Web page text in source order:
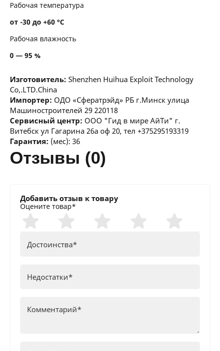
Рабочая температура
от -30 до +60 °С
Рабочая влажность
0 — 95 %
Изготовитель: Shenzhen Huihua Exploit Technology
Co,.LTD.China
Импортер: ОДО «Сфератрэйд» РБ г.Минск улица
Машиностроителей 29 220118
Сервисный центр: ООО "Гид в мире АйТи" г.
Витебск ул Гагарина 26а оф 20, тел +375295193319
Гарантия: (мес): 36
отзывы (0)
Добавить отзыв к товару
Оцените товар*